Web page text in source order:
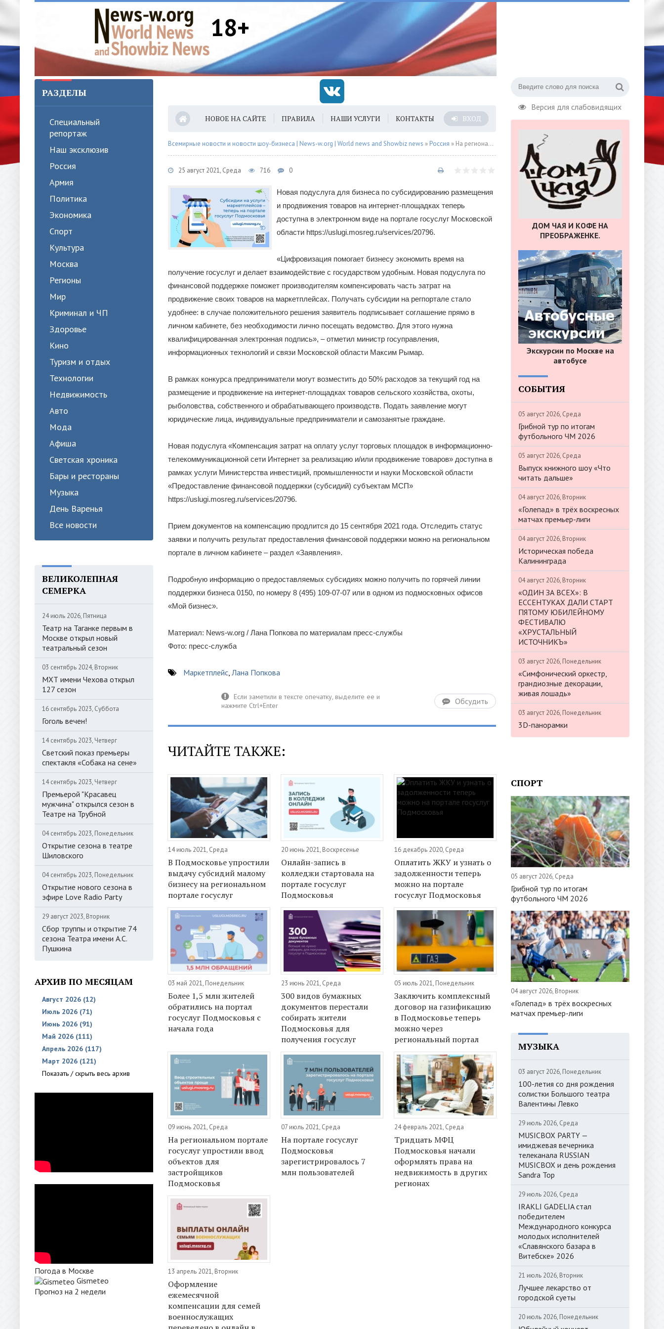
18+
Версия для слабовидящих
РАЗДЕЛЫ
Специальный
репортаж
Наш эксклюзив
Россия
Армия
Политика
Экономика
Спорт
Культура
Москва
Регионы
Мир
Криминал и ЧП
Здоровье
Кино
Туризм и отдых
Технологии
Недвижимость
Авто
Мода
Афиша
Светская хроника
Бары и рестораны
Музыка
День Варенья
Все новости
ВЕЛИКОЛЕПНАЯ
СЕМЕРКА
24 июль 2026, Пятница
Театр на Таганке первым в
Москве открыл новый
театральный сезон
03 сентябрь 2024, Вторник
МХТ имени Чехова открыл
127 сезон
16 сентябрь 2023, Суббота
Гоголь вечен!
14 сентябрь 2023, Четверг
Светский показ премьеры
спектакля «Собака на сене»
14 сентябрь 2023, Четверг
Премьерой "Красавец
мужчина" открылся сезон в
Театре на Трубной
04 сентябрь 2023, Понедельник
Открытие сезона в театре
Шиловского
04 сентябрь 2023, Понедельник
Открытие нового сезона в
эфире Love Radio Party
29 август 2023, Вторник
Сбор труппы и открытие 74
сезона Театра имени А.С.
Пушкина
АРХИВ ПО МЕСЯЦАМ
Август 2026 (12)
Июль 2026 (71)
Июнь 2026 (91)
Май 2026 (111)
Апрель 2026 (117)
Март 2026 (121)
Показать / скрыть весь архив
Погода в Москве
Gismeteo
Прогноз на 2 недели
НОВОЕ НА САЙТЕ ПРАВИЛА НАШИ УСЛУГИ КОНТАКТЫ ВХОД
Всемирные новости и новости шоу-бизнеса | News-w.org | World news and Showbiz news » Россия » На региональном портале можно оформить субсидию на оплату услуг маркетплейсов
25 август 2021, Среда 716 0
Новая подуслуга для бизнеса по субсидированию размещения
и продвижения товаров на интернет-площадках теперь
доступна в электронном виде на портале госуслуг Московской
области https://uslugi.mosreg.ru/services/20796.
«Цифровизация помогает бизнесу экономить время на
получение госуслуг и делает взаимодействие с государством удобным. Новая подуслуга по
финансовой поддержке поможет производителям компенсировать часть затрат на
продвижение своих товаров на маркетплейсах. Получать субсидии на регпортале стало
удобнее: в случае положительного решения заявитель подписывает соглашение прямо в
личном кабинете, без необходимости лично посещать ведомство. Для этого нужна
квалифицированная электронная подпись», – отметил министр госуправления,
информационных технологий и связи Московской области Максим Рымар.
В рамках конкурса предприниматели могут возместить до 50% расходов за текущий год на
размещение и продвижение на интернет-площадках товаров сельского хозяйства, охоты,
рыболовства, собственного и обрабатывающего производств. Подать заявление могут
юридические лица, индивидуальные предприниматели и самозанятые граждане.
Новая подуслуга «Компенсация затрат на оплату услуг торговых площадок в информационно-
телекоммуникационной сети Интернет за реализацию и/или продвижение товаров» доступна в
рамках услуги Министерства инвестиций, промышленности и науки Московской области
«Предоставление финансовой поддержки (субсидий) субъектам МСП»
https://uslugi.mosreg.ru/services/20796.
Прием документов на компенсацию продлится до 15 сентября 2021 года. Отследить статус
заявки и получить результат предоставления финансовой поддержки можно на региональном
портале в личном кабинете – раздел «Заявления».
Подробную информацию о предоставляемых субсидиях можно получить по горячей линии
поддержки бизнеса 0150, по номеру 8 (495) 109-07-07 или в одном из подмосковных офисов
«Мой бизнес».
Материал: News-w.org / Лана Попкова по материалам пресс-службы
Фото: пресс-служба
Маркетплейс, Лана Попкова
Обсудить
ЧИТАЙТЕ ТАКЖЕ:
14 июль 2021, Среда
В Подмосковье упростили
выдачу субсидий малому
бизнесу на региональном
портале госуслуг
20 июнь 2021, Воскресенье
Онлайн-запись в
колледжи стартовала на
портале госуслуг
Подмосковья
16 декабрь 2020, Среда
Оплатить ЖКУ и узнать о
задолженности теперь
можно на портале
госуслуг Подмосковья
03 май 2021, Понедельник
Более 1,5 млн жителей
обратились на портал
госуслуг Подмосковья с
начала года
23 июнь 2021, Среда
300 видов бумажных
документов перестали
собирать жители
Подмосковья для
получения госуслуг
05 июль 2021, Понедельник
Заключить комплексный
договор на газификацию
в Подмосковье теперь
можно через
региональный портал
09 июнь 2021, Среда
На региональном портале
госуслуг упростили ввод
объектов для
застройщиков
Подмосковья
07 июль 2021, Среда
На портале госуслуг
Подмосковья
зарегистрировалось 7
млн пользователей
24 февраль 2021, Среда
Тридцать МФЦ
Подмосковья начали
оформлять права на
недвижимость в других
регионах
13 апрель 2021, Вторник
Оформление
ежемесячной
компенсации для семей
военнослужащих
ДОМ ЧАЯ И КОФЕ НА
ПРЕОБРАЖЕНКЕ.
Экскурсии по Москве на
автобусе
СОБЫТИЯ
05 август 2026, Среда
Грибной тур по итогам
футбольного ЧМ 2026
05 август 2026, Среда
Выпуск книжного шоу «Что
читать дальше»
04 август 2026, Вторник
«Голепад» в трёх воскресных
матчах премьер-лиги
04 август 2026, Вторник
Историческая победа
Калининграда
04 август 2026, Вторник
«ОДИН ЗА ВСЕХ»: В
ЕССЕНТУКАХ ДАЛИ СТАРТ
ПЯТОМУ ЮБИЛЕЙНОМУ
ФЕСТИВАЛЮ
«ХРУСТАЛЬНЫЙ
ИСТОЧНИКЪ»
03 август 2026, Понедельник
«Симфонический оркестр,
грандиозные декорации,
живая лошадь»
03 август 2026, Понедельник
3D-панорамки
СПОРТ
05 август 2026, Среда
Грибной тур по итогам
футбольного ЧМ 2026
04 август 2026, Вторник
«Голепад» в трёх воскресных
матчах премьер-лиги
МУЗЫКА
03 август 2026, Понедельник
100-летия со дня рождения
солистки Большого театра
Валентины Левко
29 июль 2026, Среда
MUSICBOX PARTY —
имиджевая вечерника
телеканала RUSSIAN
MUSICBOX и день рождения
Sandra Top
29 июль 2026, Среда
IRAKLI GADELIA стал
победителем
Международного конкурса
молодых исполнителей
«Славянского базара в
Витебске» 2026
21 июль 2026, Вторник
Лучшее лекарство от
городской суеты
20 июль 2026, Понедельник